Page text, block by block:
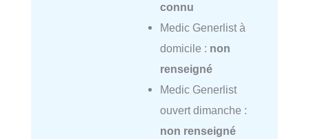
connu
Medic Generlist à
domicile : non
renseigné
Medic Generlist
ouvert dimanche :
non renseigné